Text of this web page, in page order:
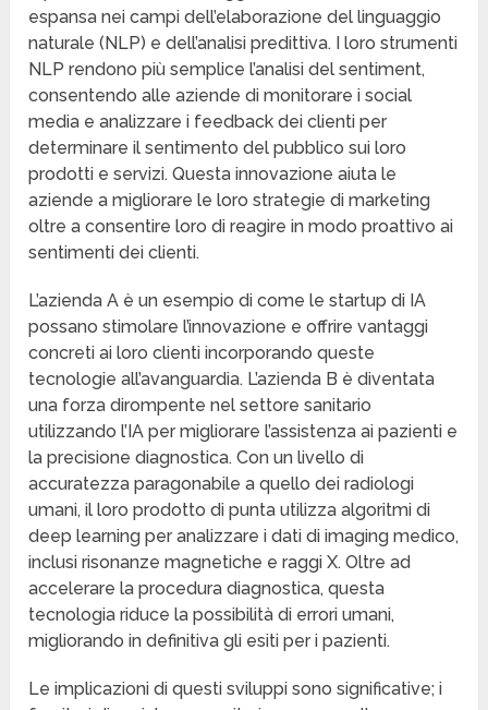
espansa nei campi dell’elaborazione del linguaggio
naturale (NLP) e dell’analisi predittiva. I loro strumenti
NLP rendono più semplice l’analisi del sentiment,
consentendo alle aziende di monitorare i social
media e analizzare i feedback dei clienti per
determinare il sentimento del pubblico sui loro
prodotti e servizi. Questa innovazione aiuta le
aziende a migliorare le loro strategie di marketing
oltre a consentire loro di reagire in modo proattivo ai
sentimenti dei clienti.
L’azienda A è un esempio di come le startup di IA
possano stimolare l’innovazione e offrire vantaggi
concreti ai loro clienti incorporando queste
tecnologie all’avanguardia. L’azienda B è diventata
una forza dirompente nel settore sanitario
utilizzando l’IA per migliorare l’assistenza ai pazienti e
la precisione diagnostica. Con un livello di
accuratezza paragonabile a quello dei radiologi
umani, il loro prodotto di punta utilizza algoritmi di
deep learning per analizzare i dati di imaging medico,
inclusi risonanze magnetiche e raggi X. Oltre ad
accelerare la procedura diagnostica, questa
tecnologia riduce la possibilità di errori umani,
migliorando in definitiva gli esiti per i pazienti.
Le implicazioni di questi sviluppi sono significative; i